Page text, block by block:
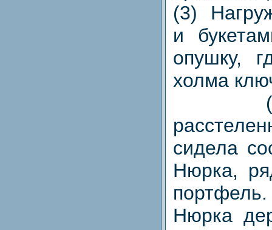
(3)
и
опушку,
холма
(4) У
сидела
Нюрка,
Нюрка